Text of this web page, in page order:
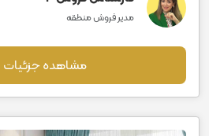
مدیر فروش منطقه
مشاهده جزئیات